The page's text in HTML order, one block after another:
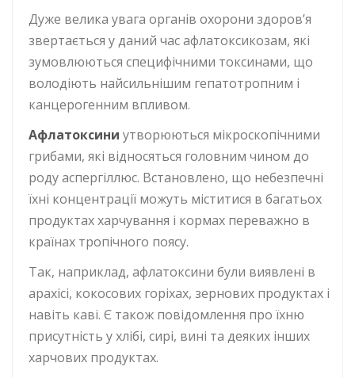
Дуже велика увага органів охорони здоров’я
звертається у даний час афлатоксикозам, які
зумовлюються специфічними токсинами, що
володіють найсильнішим гепатотропним і
канцерогенним впливом.
Афлатоксини утворюються мікроскопічними
грибами, які відносяться головним чином до
роду аспергіллюс. Встановлено, що небезпечні
їхні концентрації можуть міститися в багатьох
продуктах харчування і кормах переважно в
країнах тропічного поясу.
Так, наприклад, афлатоксини були виявлені в
арахісі, кокосових горіхах, зернових продуктах і
навіть каві. Є також повідомлення про їхню
присутність у хлібі, сирі, вині та деяких інших
харчових продуктах.